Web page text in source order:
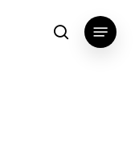
search
Menu